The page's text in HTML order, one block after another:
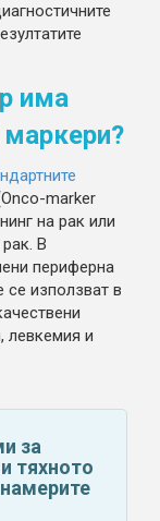
има
marker
на рак или
В
периферна
се използват в
левкемия и
за
тяхното